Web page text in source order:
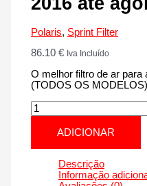
Polaris, Sprint Filter
86.10€ Iva Incluído
O melhor filtro de ar
(TODOS OS
Quantidade
de
POLARIS
SPORTSMAN
(TODOS
MODELOS)
ADICIONAR
Descrição
Informação